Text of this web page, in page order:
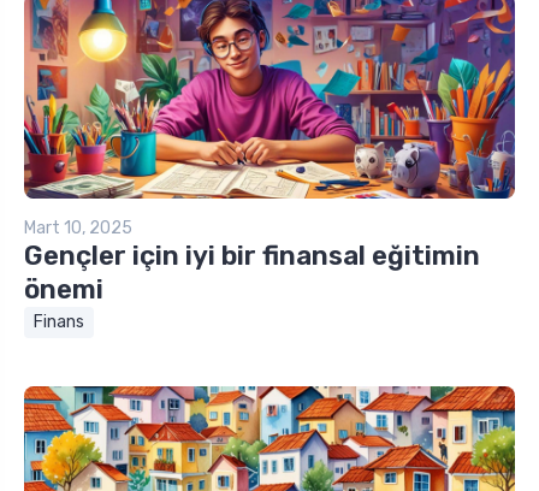
Mart 10, 2025
Gençler için iyi bir finansal eğitimin
önemi
Finans